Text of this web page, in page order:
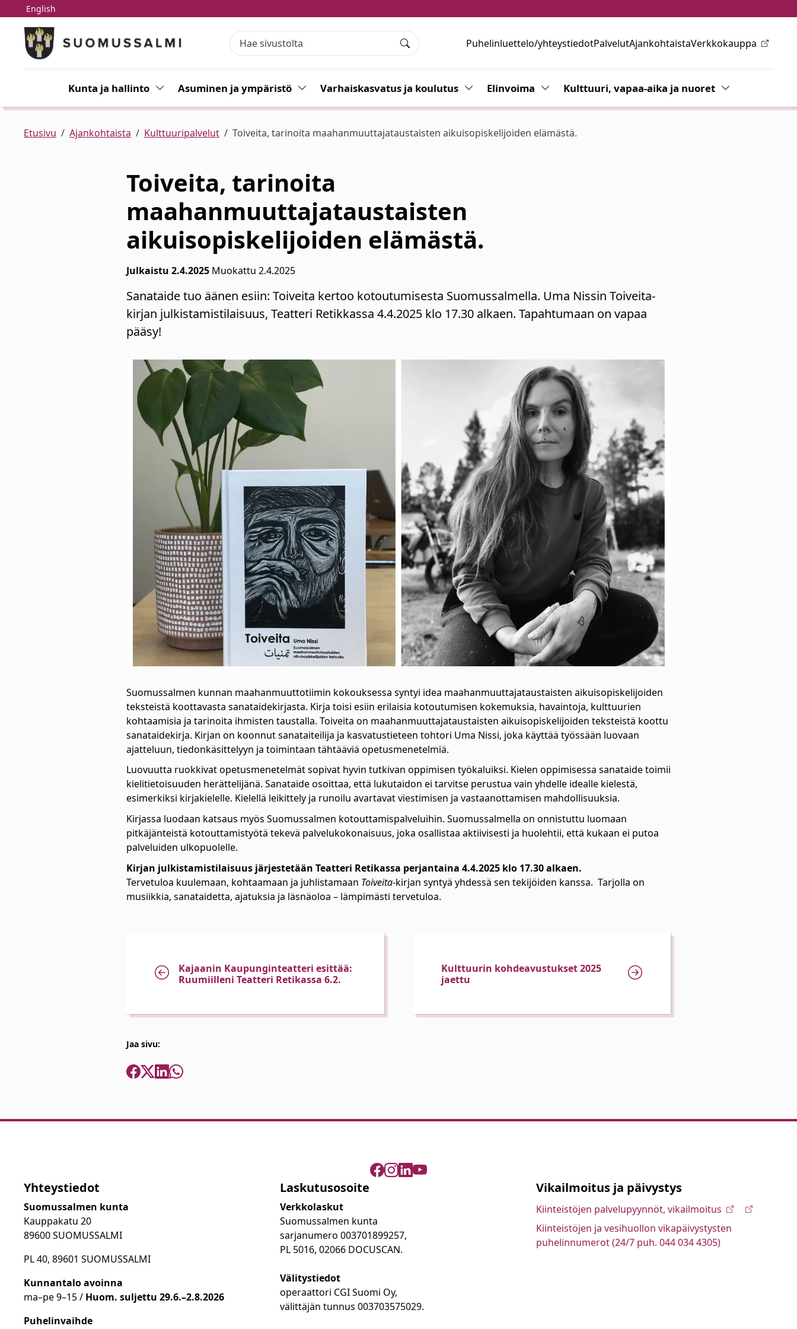
Siirry pääsisältöön
Siirry päävalikkoon
Puhelinluettelo/yhteystiedotPalvelutAjankohtaistaVerkkokauppa
English
Haku
Kunta ja hallinto Vaihda alasvetovalikkoa
Asuminen ja ympäristö Vaihda alasvetovalikkoa
Varhaiskasvatus ja koulutus Vaihda alasvetovalikkoa
Elinvoima Vaihda alasvetovalikkoa
Kulttuuri, vapaa-aika ja nuoret Vaihda
Etusivu Ajankohtaista Kulttuuripalvelut Toiveita, tarinoita maahanmuuttajataustaisten aikuisopiskelijoiden elämästä.
Toiveita, tarinoita
maahanmuuttajataustaisten
aikuisopiskelijoiden elämästä.
Julkaistu 2.4.2025 Muokattu 2.4.2025
Sanataide tuo äänen esiin: Toiveita kertoo kotoutumisesta Suomussalmella. Uma Nissin Toiveita-
kirjan julkistamistilaisuus, Teatteri Retikkassa 4.4.2025 klo 17.30 alkaen. Tapahtumaan on vapaa
pääsy!
Suomussalmen kunnan maahanmuuttotiimin kokouksessa syntyi idea maahanmuuttajataustaisten aikuisopiskelijoiden
teksteistä koottavasta sanataidekirjasta. Kirja toisi esiin erilaisia kotoutumisen kokemuksia, havaintoja, kulttuurien
kohtaamisia ja tarinoita ihmisten taustalla. Toiveita on maahanmuuttajataustaisten aikuisopiskelijoiden teksteistä koottu
sanataidekirja. Kirjan on koonnut sanataiteilija ja kasvatustieteen tohtori Uma Nissi, joka käyttää työssään luovaan
ajatteluun, tiedonkäsittelyyn ja toimintaan tähtääviä opetusmenetelmiä.
Luovuutta ruokkivat opetusmenetelmät sopivat hyvin tutkivan oppimisen työkaluiksi. Kielen oppimisessa sanataide toimii
kielitietoisuuden herättelijänä. Sanataide osoittaa, että lukutaidon ei tarvitse perustua vain yhdelle idealle kielestä,
esimerkiksi kirjakielelle. Kielellä leikittely ja runoilu avartavat viestimisen ja vastaanottamisen mahdollisuuksia.
Kirjassa luodaan katsaus myös Suomussalmen kotouttamispalveluihin. Suomussalmella on onnistuttu luomaan
pitkäjänteistä kotouttamistyötä tekevä palvelukokonaisuus, joka osallistaa aktiivisesti ja huolehtii, että kukaan ei putoa
palveluiden ulkopuolelle.
Kirjan julkistamistilaisuus järjestetään Teatteri Retikassa perjantaina 4.4.2025 klo 17.30 alkaen.
Tervetuloa kuulemaan, kohtaamaan ja juhlistamaan Toiveita-kirjan syntyä yhdessä sen tekijöiden kanssa. Tarjolla on
musiikkia, sanataidetta, ajatuksia ja läsnäoloa – lämpimästi tervetuloa.
Kajaanin Kaupunginteatteri esittää:
Ruumiilleni Teatteri Retikassa 6.2.
Kulttuurin kohdeavustukset 2025
jaettu
Jaa sivu:
Yhteystiedot
Suomussalmen kunta
Kauppakatu 20
89600 SUOMUSSALMI
PL 40, 89601 SUOMUSSALMI
Kunnantalo avoinna
ma–pe 9–15 / Huom. suljettu 29.6.–2.8.2026
Puhelinvaihde
Laskutusosoite
Verkkolaskut
Suomussalmen kunta
sarjanumero 003701899257,
PL 5016, 02066 DOCUSCAN.
Välitystiedot
operaattori CGI Suomi Oy,
välittäjän tunnus 003703575029.
Vikailmoitus ja päivystys
Kiinteistöjen palvelupyynnöt, vikailmoitus
Kiinteistöjen ja vesihuollon vikapäivystysten
puhelinnumerot (24/7 puh. 044 034 4305)